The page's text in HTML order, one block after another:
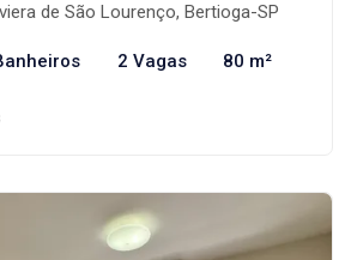
de São Lourenço, Bertioga-SP
2 Vagas 80 m²